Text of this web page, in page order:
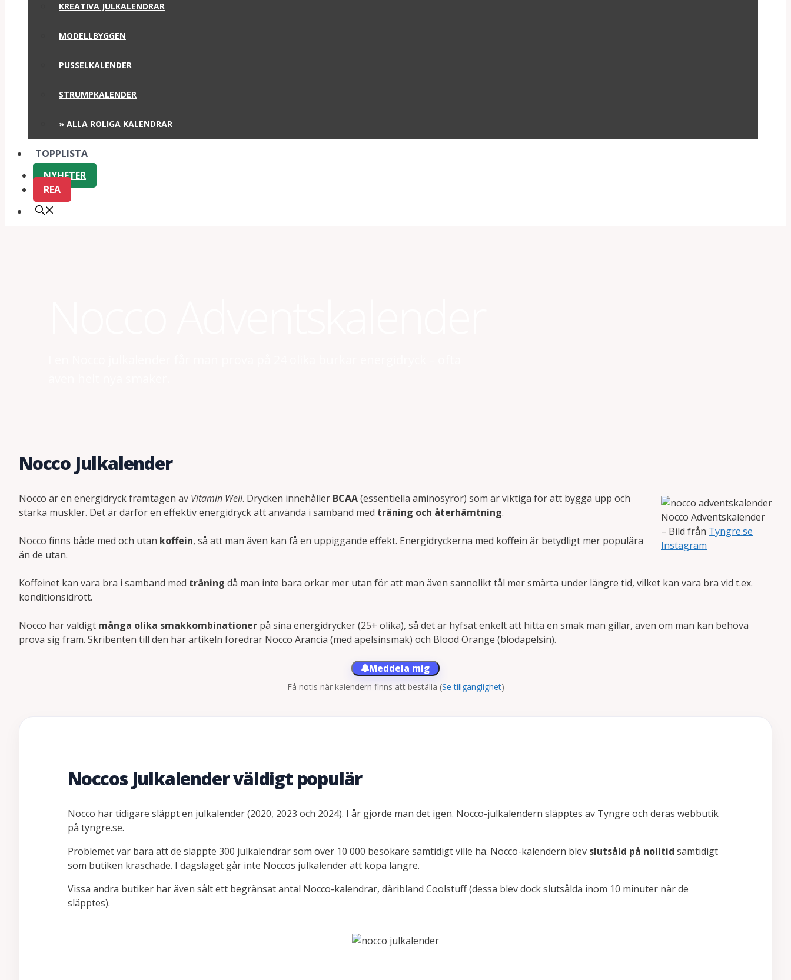
KREATIVA JULKALENDRAR
MODELLBYGGEN
PUSSELKALENDER
STRUMPKALENDER
» ALLA ROLIGA KALENDRAR
TOPPLISTA
NYHETER
REA
Nocco Julkalender
Nocco Adventskalender
– Bild från Tyngre.se
Instagram
Nocco är en energidryck framtagen av Vitamin Well. Drycken innehåller BCAA(essentiella aminosyror) som är viktiga för att bygga upp och
stärka muskler. Det är därför en effektiv energidryck att använda i samband med träning och återhämtning.
Nocco finns både med och utan koffein, så att man även kan få en uppiggande effekt. Energidryckerna med koffein är betydligt mer populära
än de utan.
Koffeinet kan vara bra i samband med träning då man inte bara orkar mer utan för att man även sannolikt tål mer smärta under längre tid, vilket kan vara bra vid t.ex.
konditionsidrott.
Nocco har väldigt många olika smakkombinationer på sina energidrycker (25+ olika), så det är hyfsat enkelt att hitta en smak man gillar, även om man kan behöva
prova sig fram. Skribenten till den här artikeln föredrar Nocco Arancia (med apelsinsmak) och Blood Orange (blodapelsin).
Meddela mig
Få notis när kalendern finns att beställa (Se tillgänglighet)
Noccos Julkalender väldigt populär
Nocco har tidigare släppt en julkalender (2020, 2023 och 2024). I år gjorde man det igen. Nocco-julkalendern släpptes av Tyngre och deras webbutik
på tyngre.se.
Problemet var bara att de släppte 300 julkalendrar som över 10 000 besökare samtidigt ville ha. Nocco-kalendern blev slutsåld på nolltid samtidigt
som butiken kraschade. I dagsläget går inte Noccos julkalender att köpa längre.
Vissa andra butiker har även sålt ett begränsat antal Nocco-kalendrar, däribland Coolstuff (dessa blev dock slutsålda inom 10 minuter när de
släpptes).